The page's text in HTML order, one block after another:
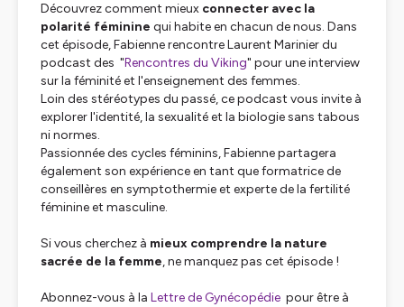
Découvrez comment mieux connecter avec la
polarité féminine qui habite en chacun de nous. Dans
cet épisode, Fabienne rencontre Laurent Marinier du
podcast des "Rencontres du Viking" pour une interview
sur la féminité et l'enseignement des femmes.
Loin des stéréotypes du passé, ce podcast vous invite à
explorer l'identité, la sexualité et la biologie sans tabous
ni normes.
Passionnée des cycles féminins, Fabienne partagera
également son expérience en tant que formatrice de
conseillères en symptothermie et experte de la fertilité
féminine et masculine.
Si vous cherchez à mieux comprendre la nature
sacrée de la femme, ne manquez pas cet épisode !
Abonnez-vous à la Lettre de Gynécopédie pour être à